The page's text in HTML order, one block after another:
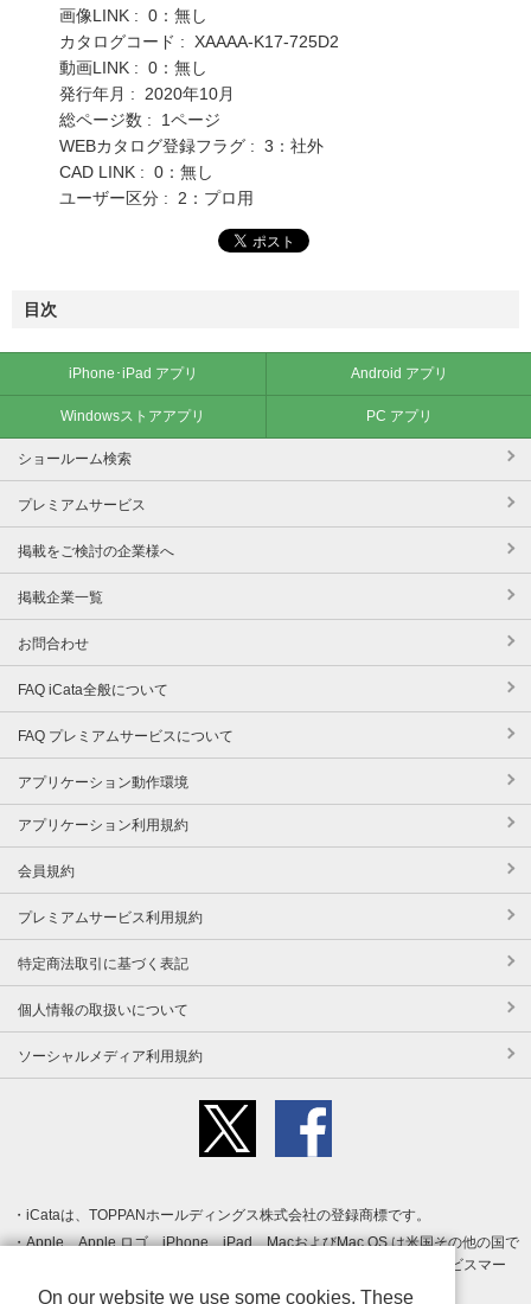
画像LINK : 0：無し
カタログコード : XAAAA-K17-725D2
動画LINK : 0：無し
発行年月 : 2020年10月
総ページ数 : 1ページ
WEBカタログ登録フラグ : 3：社外
CAD LINK : 0：無し
ユーザー区分 : 2：プロ用
目次
iPhone･iPad アプリ Android アプリ
Windowsストアアプリ PC アプリ
ショールーム検索
プレミアムサービス
掲載をご検討の企業様へ
掲載企業一覧
お問合わせ
FAQ iCata全般について
FAQ プレミアムサービスについて
アプリケーション動作環境
アプリケーション利用規約
会員規約
プレミアムサービス利用規約
特定商法取引に基づく表記
個人情報の取扱いについて
ソーシャルメディア利用規約
iCataは、TOPPANホールディングス株式会社の登録商標です。
Apple、Apple ロゴ、iPhone、iPad、MacおよびMac OS は米国その他の国で
登録された Apple Inc. の商標です。App Store は Apple Inc. のサービスマー
クです。
On our website we use some cookies. These